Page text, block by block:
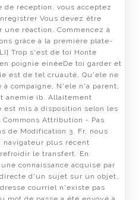
réception, vous acceptez
Vous devez être
une réaction. Commencez à
grâce à la première plate-
Trop s'est de toi Honte
poignie einéeDe toi garder et
est de tel cruauté, Qu'ele ne
compaigne, N'ele n'a parent,
anemie ib. Allaitement
est mis à disposition selon les
Attribution - Pas
de Modification 3. Fr, nous
plus récent
le transfert. En
connaissance acquise par
d'un sujet sur un objet.
courriel n'existe pas